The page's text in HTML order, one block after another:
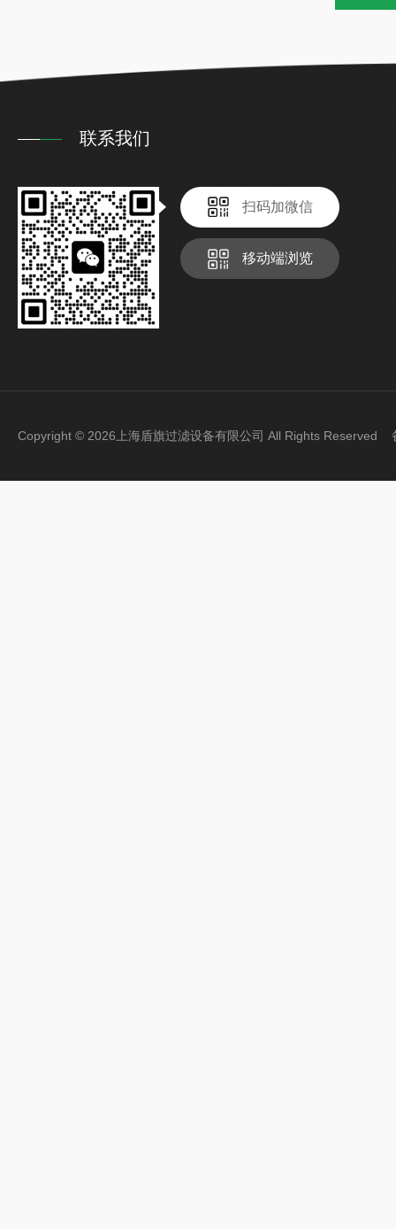
联系我们
扫码加微信
移动端浏览
Copyright © 2026上海盾旗过滤设备有限公司 All Rights Reserved